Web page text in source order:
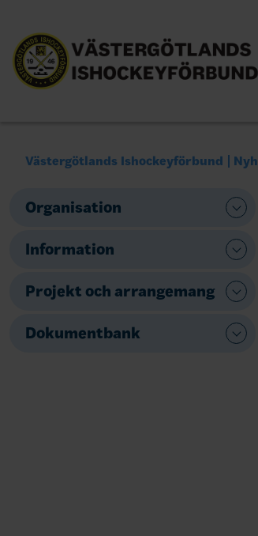
Västergötlands Ishockeyförbund
Organisation
Information
Projekt och arrangemang
Dokumentbank